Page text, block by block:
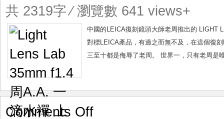
f1.4
周
A.A.
一
水
篇
共 2319字 ⁄ 瀏覽數 641 views+
中國的LEICA復刻鏡頭大師老周推出的 LIGHT
對標LEICA產品，有過之而無不及，在這個復
三至十都是侮辱了老周。 世界一，只有老周是
Comments Offon